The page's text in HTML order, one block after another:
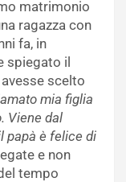
matrimonio
ragazza con
fa, in
spiegato il
scelto
mia figlia
Viene dal
papà è felice di
e non
tempo